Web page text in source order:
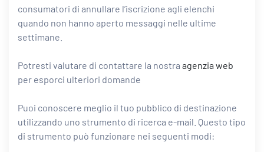
consumatori di annullare l’iscrizione agli elenchi
quando non hanno aperto messaggi nelle ultime
settimane.
Potresti valutare di contattare la nostra agenzia web
per esporci ulteriori domande
Puoi conoscere meglio il tuo pubblico di destinazione
utilizzando uno strumento di ricerca e-mail. Questo tipo
di strumento può funzionare nei seguenti modi: